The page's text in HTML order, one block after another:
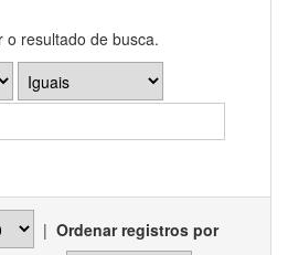
o resultado de busca.
| Ordenar registros por